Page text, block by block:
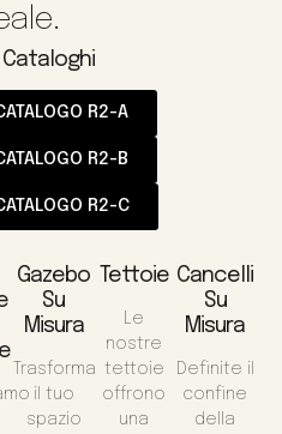
Cataloghi
R2-A
R2-B
R2-C
Gazebo
Su
Misura
Trasforma
il tuo
spazio
Tettoie
Le
nostre
tettoie
offrono
una
Cancelli
Su
Misura
Definite il
confine
della